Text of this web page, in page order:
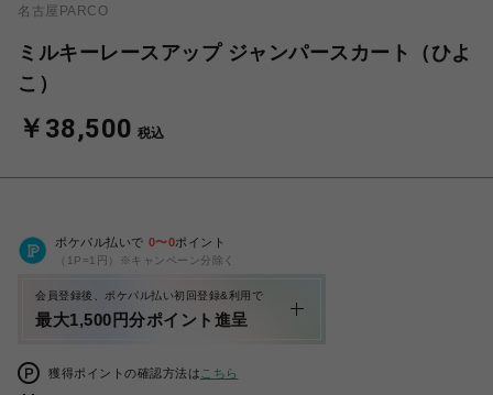
名古屋PARCO
ミルキーレースアップ ジャンパースカート（ひよ
こ）
￥38,500 税込
ポケパル払いで 0〜0ポイント
（1P=1円）※キャンペーン分除く
会員登録後、ポケパル払い初回登録&利用で
最大1,500円分ポイント進呈
獲得ポイントの確認方法は こちら